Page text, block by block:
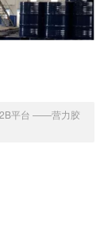
平台 ——营力胶